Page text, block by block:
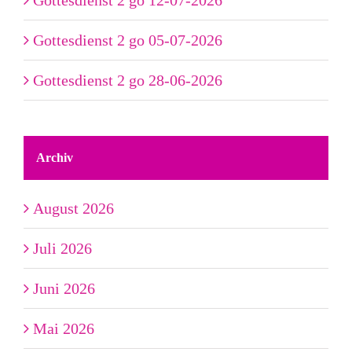
Gottesdienst 2 go 05-07-2026
Gottesdienst 2 go 28-06-2026
Archiv
August 2026
Juli 2026
Juni 2026
Mai 2026